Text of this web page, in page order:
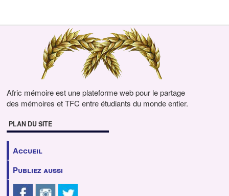
Afric mémoire est une plateforme web pour le partage
des mémoires et TFC entre étudiants du monde entier.
PLAN DU SITE
Accueil
Publiez aussi